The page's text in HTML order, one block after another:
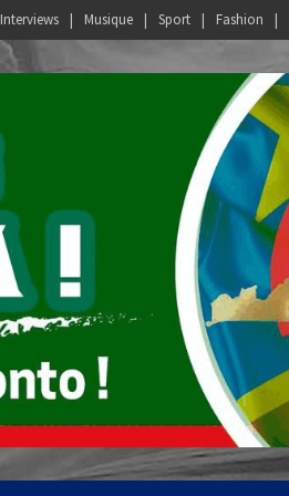
Interviews Musique Sport Fashion